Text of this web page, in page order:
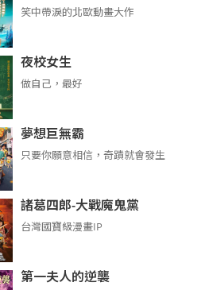
笑中帶淚的北歐動畫大作
夜校女生
做自己，最好
夢想巨無霸
只要你願意相信，奇蹟就會發生
諸葛四郎-大戰魔鬼黨
台灣國寶級漫畫IP
第一夫人的逆襲